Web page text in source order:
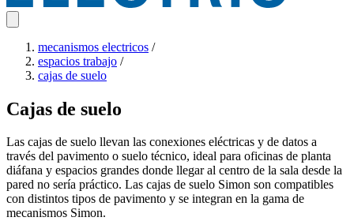
mecanismos electricos /
espacios trabajo /
cajas de suelo
Cajas de suelo
Las cajas de suelo llevan las conexiones eléctricas y de datos a
través del pavimento o suelo técnico, ideal para oficinas de planta
diáfana y espacios grandes donde llegar al centro de la sala desde la
pared no sería práctico. Las cajas de suelo Simon son compatibles
con distintos tipos de pavimento y se integran en la gama de
mecanismos Simon.